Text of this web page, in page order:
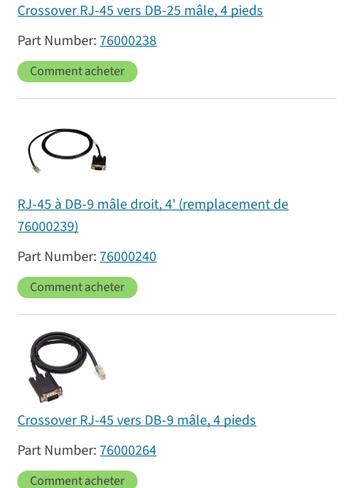
Crossover RJ-45 vers DB-25 mâle, 4 pieds
76000238
Comment acheter
RJ-45 à DB-9 mâle droit, 4' (remplacement de
76000239)
76000240
Comment acheter
Crossover RJ-45 vers DB-9 mâle, 4 pieds
76000264
Comment acheter